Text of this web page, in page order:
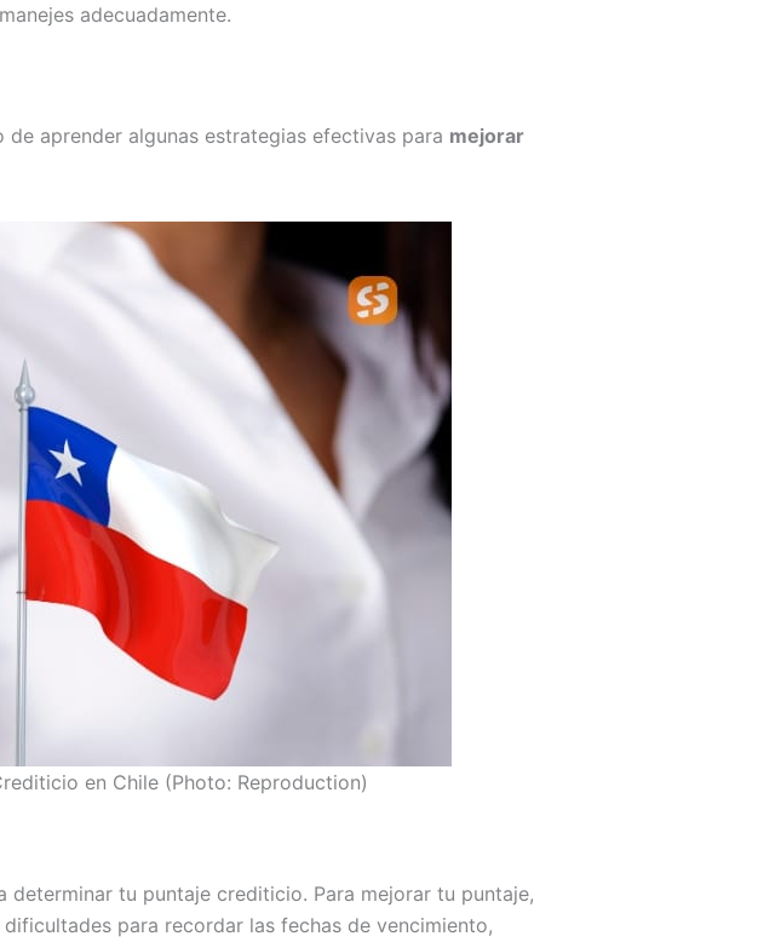
adecuadamente.
aprender algunas estrategias efectivas para mejorar
en Chile (Photo: Reproduction)
tu puntaje crediticio. Para mejorar tu puntaje,
para recordar las fechas de vencimiento,